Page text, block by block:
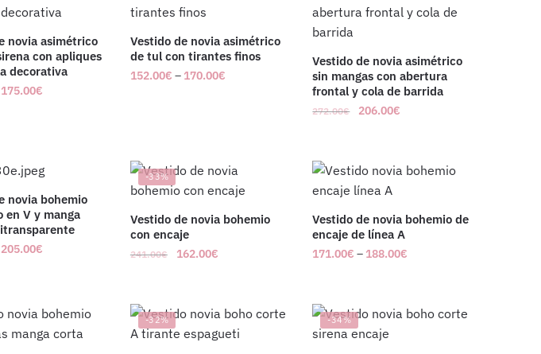
novia asimétrico
con apliques
decorativa
175.00€
Vestido de novia asimétrico
de tul con tirantes finos
152.00€ – 170.00€
Vestido de novia asimétrico
sin mangas con abertura
frontal y cola de barrida
272.00€ 206.00€
novia bohemio
en V y manga
205.00€
-33%
Vestido de novia bohemio
con encaje
241.00€ 162.00€
Vestido de novia bohemio de
encaje de línea A
171.00€ – 188.00€
-32% -34%